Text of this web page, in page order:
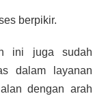
berpikir.
ini juga sudah
dalam layanan
dengan arah